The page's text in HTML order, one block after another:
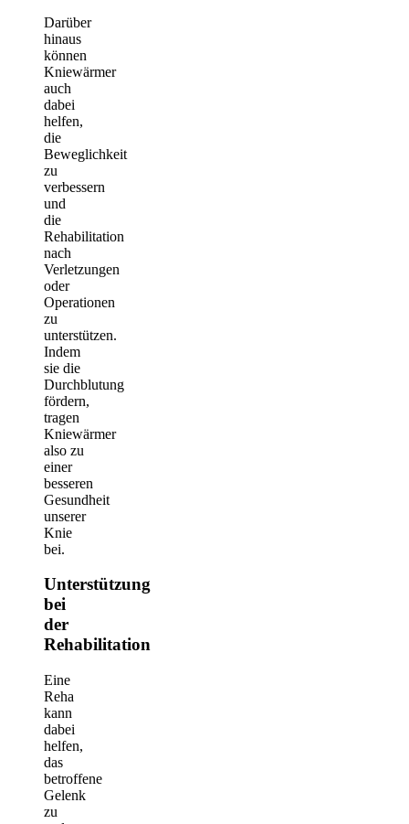
Darüber
hinaus
können
Kniewärmer
auch
dabei
helfen,
die
Beweglichkeit
zu
verbessern
und
die
Rehabilitation
nach
Verletzungen
oder
Operationen
zu
unterstützen.
Indem
sie die
Durchblutung
fördern,
tragen
Kniewärmer
also zu
einer
besseren
Gesundheit
unserer
Knie
bei.
Unterstützung
bei
der
Rehabilitation
Eine
Reha
kann
dabei
helfen,
das
betroffene
Gelenk
zu